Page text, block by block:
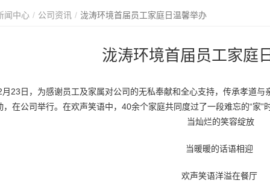
闻中心 公司资讯 泷涛环境首届员工家庭日温馨举办
泷涛环境首届员工家庭
日，为感谢员工及家属对公司的无私奉献和全心支持，传承孝道与
，在公司举行。在欢声笑语中，40余个家庭共同度过了一段难忘的“家”时
当灿烂的笑容绽放
当暖暖的话语相迎
欢声笑语洋溢在餐厅